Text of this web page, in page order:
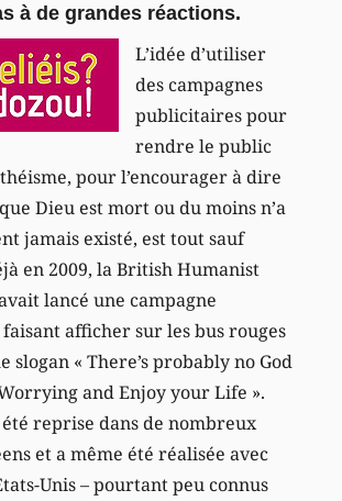
à de grandes réactions.
L’idée d’utiliser
des campagnes
publicitaires pour
rendre le public
pour l’encourager à dire
Dieu est mort ou du moins n’a
jamais existé, est tout sauf
en 2009, la British Humanist
lancé une campagne
afficher sur les bus rouges
slogan « There’s probably no God
and Enjoy your Life ».
été reprise dans de nombreux
et a même été réalisée avec
Unis – pourtant peu connus